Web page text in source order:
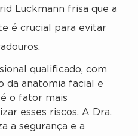
Luckmann frisa que a
é crucial para evitar
qualificado, com
da anatomia facial e
o fator mais
esses riscos. A Dra.
a segurança e a